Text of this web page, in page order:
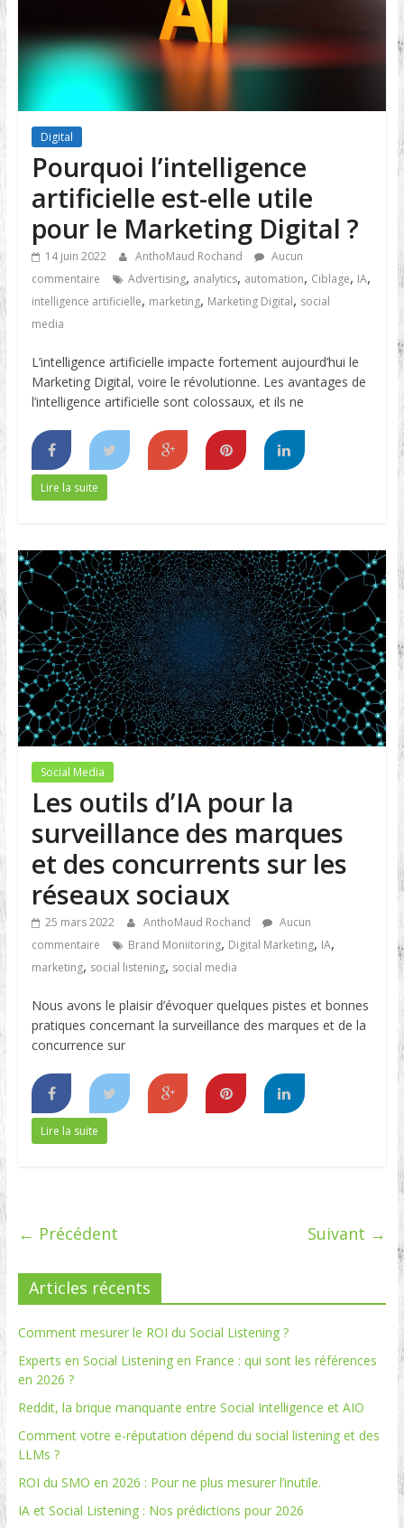
Digital
Pourquoi l’intelligence
artificielle est-elle utile
pour le Marketing Digital ?
14 juin 2022 AnthoMaud Rochand
Aucun
commentaire
Advertising, analytics, automation, Ciblage, IA,
intelligence artificielle, marketing, Marketing Digital, social
media
L’intelligence artificielle impacte fortement aujourd’hui le
Marketing Digital, voire le révolutionne. Les avantages de
l’intelligence artificielle sont colossaux, et ils ne
Lire la suite
Social Media
Les outils d’IA pour la
surveillance des marques
et des concurrents sur les
réseaux sociaux
25 mars 2022 AnthoMaud Rochand
Aucun
commentaire
Brand Moniitoring, Digital Marketing, IA,
marketing, social listening, social media
Nous avons le plaisir d’évoquer quelques pistes et bonnes
pratiques concernant la surveillance des marques et de la
concurrence sur
Lire la suite
← Précédent Suivant →
Articles récents
Comment mesurer le ROI du Social Listening ?
Experts en Social Listening en France : qui sont les références
en 2026 ?
Reddit, la brique manquante entre Social Intelligence et AIO
Comment votre e-réputation dépend du social listening et des
LLMs ?
ROI du SMO en 2026 : Pour ne plus mesurer l’inutile.
IA et Social Listening : Nos prédictions pour 2026